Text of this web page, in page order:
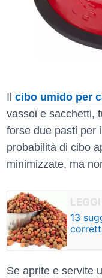
Il cibo umido per
vassoi e sacchetti,
forse due pasti per
probabilità di cibo
minimizzate, ma
13
Se aprite e servite